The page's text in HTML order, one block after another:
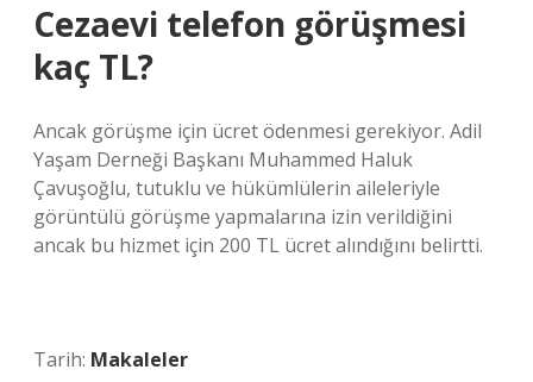
Cezaevi telefon görüşmesi
kaç TL?
Ancak görüşme için ücret ödenmesi gerekiyor. Adil
Yaşam Derneği Başkanı Muhammed Haluk
Çavuşoğlu, tutuklu ve hükümlülerin aileleriyle
görüntülü görüşme yapmalarına izin verildiğini
ancak bu hizmet için 200 TL ücret alındığını belirtti.
Tarih: Makaleler